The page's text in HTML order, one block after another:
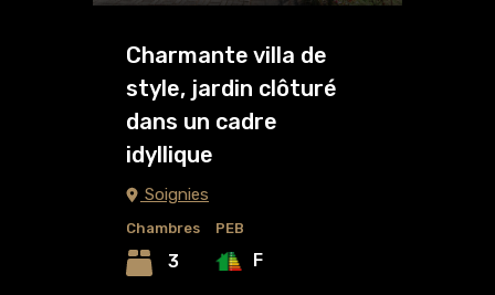
Charmante villa de
style, jardin clôturé
dans un cadre
idyllique
Soignies
Chambres
3
PEB
F